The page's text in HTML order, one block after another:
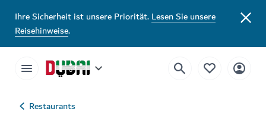
Ihre Sicherheit ist unsere Priorität.Lesen Sie unsere
Reisehinweise.
Restaurants